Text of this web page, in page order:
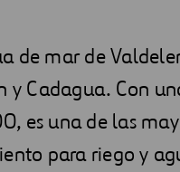
de mar de
y Cadagua. Con
es una de las
para riego y